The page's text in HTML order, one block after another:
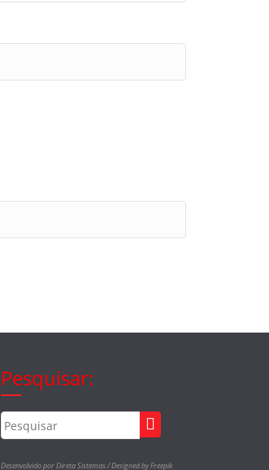
Pesquisar:
Desenvolvido por Direta Sistemas /Designed by Freepik